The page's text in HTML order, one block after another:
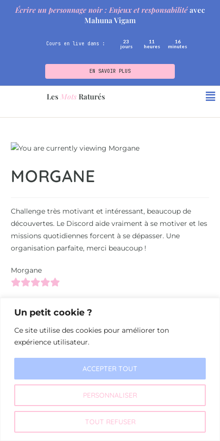
Un petit cookie ?
Ce site utilise des cookies pour améliorer ton
expérience utilisateur.
PERSONNALISER
TOUT REFUSER
ACCEPTER TOUT
Écrire un personnage noir : Enjeux et responsabilitéavec
Mahuna Vigam
Cours en live dans :
23
jours
11
heures
16
minutes
EN SAVOIR PLUS
Les Mots Raturés
MORGANE
Challenge très motivant et intéressant, beaucoup de
découvertes. Le Discord aide vraiment à se motiver et les
missions quotidiennes forcent à se dépasser. Une
organisation parfaite, merci beaucoup !
Morgane
© 2026 Les Mots Raturés